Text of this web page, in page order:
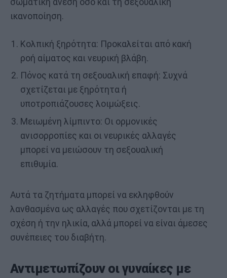
σωματική άνεση όσο και τη σεξουαλική
ικανοποίηση.
Κολπική ξηρότητα: Προκαλείται από κακή
ροή αίματος και νευρική βλάβη.
Πόνος κατά τη σεξουαλική επαφή: Συχνά
σχετίζεται με ξηρότητα ή
υποτροπιάζουσες λοιμώξεις.
Μειωμένη λίμπιντο: Οι ορμονικές
ανισορροπίες και οι νευρικές αλλαγές
μπορεί να μειώσουν τη σεξουαλική
επιθυμία.
Αυτά τα ζητήματα μπορεί να εκληφθούν
λανθασμένα ως αλλαγές που σχετίζονται με τη
σχέση ή την ηλικία, αλλά μπορεί να είναι άμεσες
συνέπειες του διαβήτη.
Αντιμετωπίζουν οι γυναίκες με